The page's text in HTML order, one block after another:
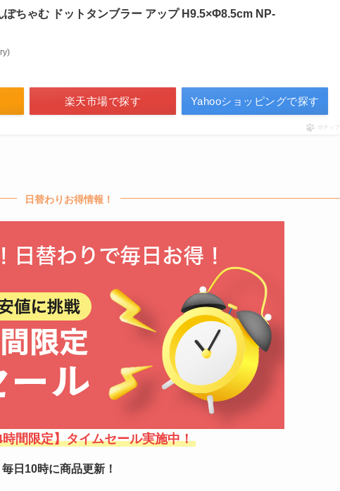
ぽちゃむ ドットタンブラー アップ H9.5×Φ8.5cm NP-
楽天市場で探す Yahooショッピングで探す
ポチップ
日替わりお得情報！
間限定】タイムセール実施中！
毎日10時に商品更新！